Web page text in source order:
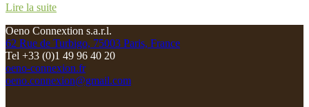
コンブ －ダミアンと続くボジョレ自然派の正統を受け継い
造方法を継承。 グラップ・アンティエールのセミ・マセラ
ッション・カルボニック醸造、勿論,醸造中のSO2(酸化防止
剤)の添加はなし、自生酵母のみで発酵するリスクある醸造
を継承。 だからこそ、収穫時の選果はかなり厳しくチェッ
Lire la suite
Oeno Connextion s.a.r.l.
62 Rue de Turbigo, 75003 Paris, France
Tel +33 (0)1 49 96 40 20
oeno-connexion.fr
oeno.connexion@gmail.com